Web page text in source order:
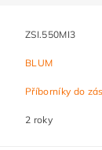
ZSI.550MI3
BLUM
Příborníky do
2 roky